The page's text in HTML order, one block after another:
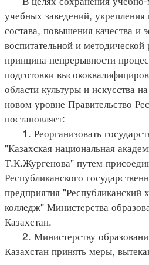
учебных заведений, укрепления
состава, повышения качества и
воспитательной и
принципа непрерывности
подготовки
области культуры и искусства
новом уровне Правительство
постановляет:
1. Реорганизовать
"Казахская национальная
Т.К.Жургенова" путем
Республиканского
предприятия "Республиканский
колледж" Министерства
Казахстан.
2. Министерству
Казахстан принять меры,